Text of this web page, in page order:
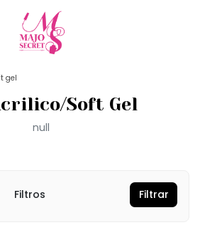
gel
Soft Gel
null
Filtros Filtrar